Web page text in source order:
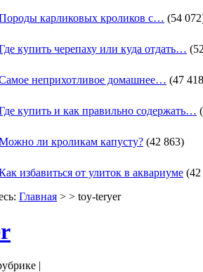
карликовых кроликов с… (54
купить черепаху или куда отдать…
неприхотливое домашнее… (47
купить и как правильно содержать…
ли кроликам капусту? (42 863)
избавиться от улиток в аквариуме (42
Главная > > toy-teryer
|